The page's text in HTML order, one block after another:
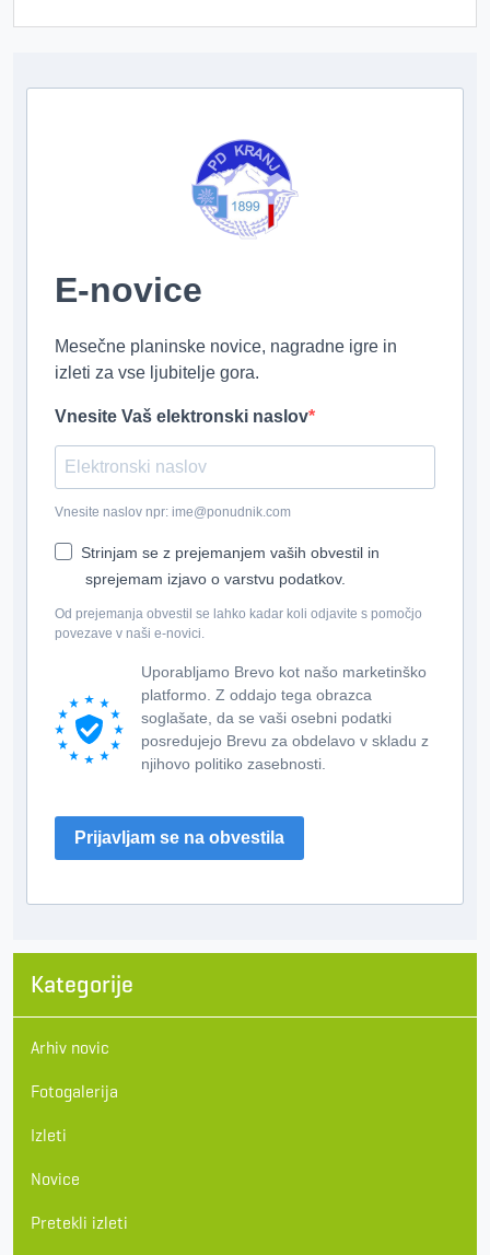
E-novice
Mesečne planinske novice, nagradne igre in
izleti za vse ljubitelje gora.
Vnesite Vaš elektronski naslov
Vnesite naslov npr: ime@ponudnik.com
Strinjam se z prejemanjem vaših obvestil in
sprejemam izjavo o varstvu podatkov.
Od prejemanja obvestil se lahko kadar koli odjavite s pomočjo
povezave v naši e-novici.
Uporabljamo Brevo kot našo marketinško
platformo. Z oddajo tega obrazca
soglašate, da se vaši osebni podatki
posredujejo Brevu za obdelavo v skladu z
njihovo politiko zasebnosti.
Prijavljam se na obvestila
Kategorije
Arhiv novic
Fotogalerija
Izleti
Novice
Pretekli izleti